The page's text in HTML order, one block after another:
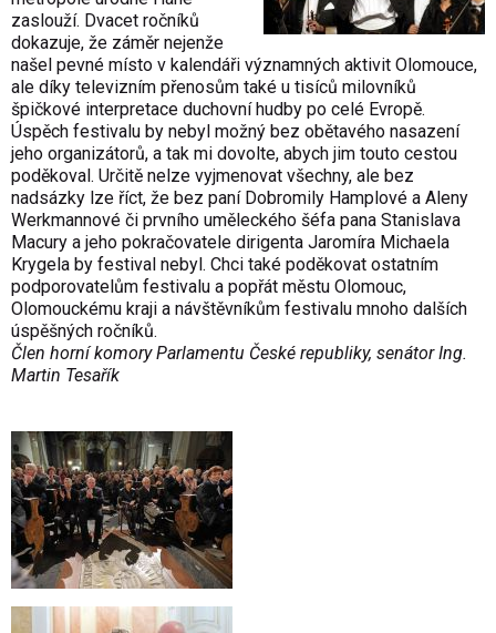
zaslouží. Dvacet ročníků
dokazuje, že záměr nejenže
našel pevné místo v kalendáři významných aktivit Olomouce,
ale díky televizním přenosům také u tisíců milovníků
špičkové interpretace duchovní hudby po celé Evropě.
Úspěch festivalu by nebyl možný bez obětavého nasazení
jeho organizátorů, a tak mi dovolte, abych jim touto cestou
poděkoval. Určitě nelze vyjmenovat všechny, ale bez
nadsázky lze říct, že bez paní Dobromily Hamplové a Aleny
Werkmannové či prvního uměleckého šéfa pana Stanislava
Macury a jeho pokračovatele dirigenta Jaromíra Michaela
Krygela by festival nebyl. Chci také poděkovat ostatním
podporovatelům festivalu a popřát městu Olomouc,
Olomouckému kraji a návštěvníkům festivalu mnoho dalších
úspěšných ročníků.
Člen horní komory Parlamentu České republiky, senátor Ing.
Martin Tesařík